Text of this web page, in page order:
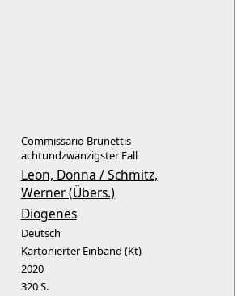
Commissario Brunettis
achtundzwanzigster Fall
Leon, Donna / Schmitz,
Werner (Übers.)
Diogenes
Deutsch
Kartonierter Einband (Kt)
2020
320 S.